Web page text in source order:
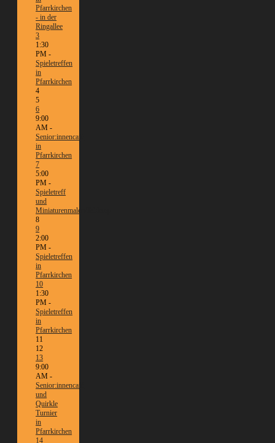
Pfarrkirchen
- in der
Ringallee
3
1:30
PM -
Spieletreffen
in
Pfarrkirchen
4
5
6
9:00
AM -
Senior:innencafé
in
Pfarrkirchen
7
5:00
PM -
Spieletreff
und
Miniaturenmalen/Tabletop
8
9
2:00
PM -
Spieletreffen
in
Pfarrkirchen
10
1:30
PM -
Spieletreffen
in
Pfarrkirchen
11
12
13
9:00
AM -
Senior:innencafé
und
Quirkle
Turnier
in
Pfarrkirchen
14